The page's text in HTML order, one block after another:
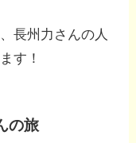
長州力さんの人
す！
の旅